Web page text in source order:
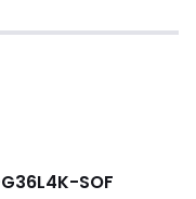
G36L4K-SOF